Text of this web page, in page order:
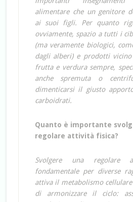
alimentare che un genitore
ai suoi figli. Per quanto
ovviamente, spazio a tutti i
(ma veramente biologici,
dagli alberi) e prodotti vicino
frutta e verdura sempre,
anche spremuta o
dimenticarsi il giusto
carboidrati.
Quanto è importante
regolare attività fisica?
Svolgere una regolare
fondamentale per diverse
attiva il metabolismo
di armonizzare il ciclo: